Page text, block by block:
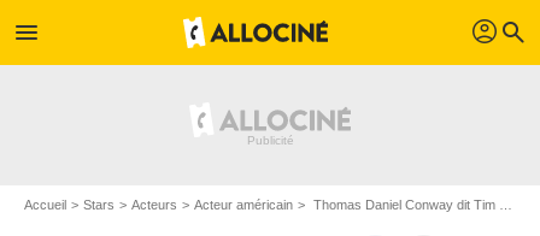
menu profil search
Accueil Stars Acteurs Acteur américain Thomas Daniel Conway dit Tim Conway